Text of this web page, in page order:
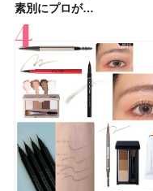
素別にプロが…
膜が強化され…
素別にプロが…
集団・マキア…
選び方＆糖質・脂…
アム・ロング…
「baramood」を3名様…
ベブルベ分け！